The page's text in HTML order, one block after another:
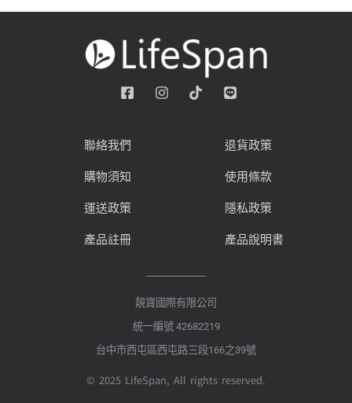
聯絡我們
購物須知
運送政策
產品註冊
退貨政策
使用條款
隱私政策
產品說明書
靚寶國際有限公司
統一編號 42682219
台中市西屯區西屯路三段166之39號
© 2025 LifeSpan, All rights reserved.